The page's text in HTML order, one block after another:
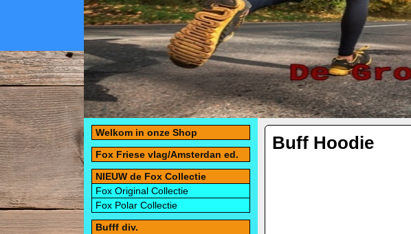
Buff Hoodie
Welkom in onze Shop
Fox Friese vlag/Amsterdan ed.
NIEUW de Fox Collectie
Fox Original Collectie
Fox Polar Collectie
Bufff div.